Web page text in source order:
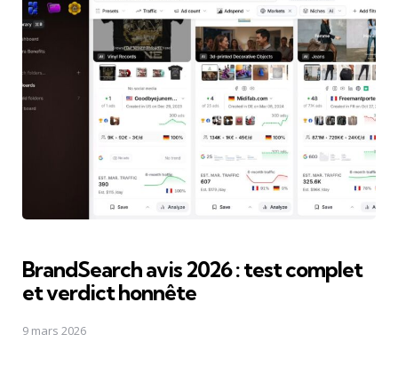
BrandSearch avis 2026 : test complet
et verdict honnête
9 mars 2026